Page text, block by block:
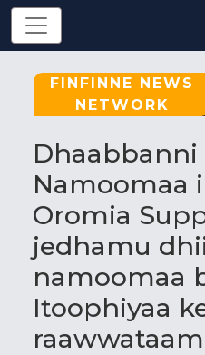
FINFINNE NEWS
NETWORK
Tigray:
Dhaabbanni
Namoomaa
Oromia
jedhamu
namoomaa
Itoophiyaa